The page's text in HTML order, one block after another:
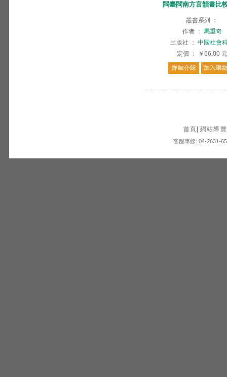
閩臺閩南方言韻書比
叢書系列
：
作者 ： 馬重奇
出版社
： 中國社會
定價 ： ￥66.00 元
首頁 網站導覽
客服專線: 04-2631-